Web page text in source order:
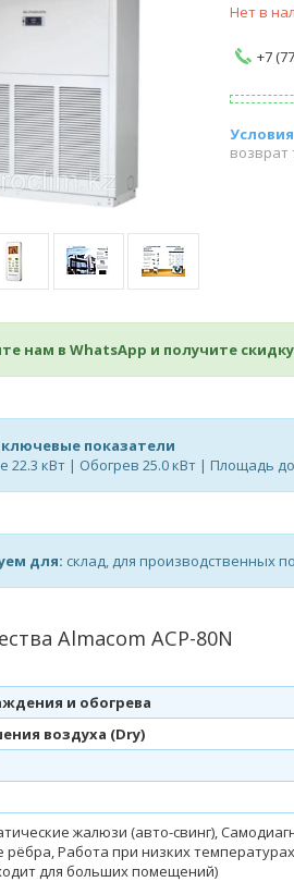
Нет в
+7
возврат
нам в WhatsApp и получите
ключевые показатели
22.3 кВт | Обогрев 25.0 кВт | Площадь до
для: склад, для производственных
Almacom ACP-80N
и обогрева
воздуха (Dry)
жалюзи (авто-свинг),
Работа при низких
для больших помещений)